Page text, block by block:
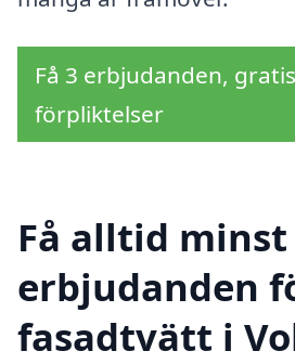
Få 3 erbjudanden,
förpliktelser
Få alltid minst
erbjudanden
fasadtvätt i